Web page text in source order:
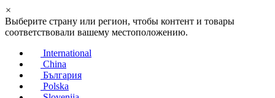
×
Выберите страну или регион, чтобы контент и товары
соответствовали вашему местоположению.
International
China
България
Polska